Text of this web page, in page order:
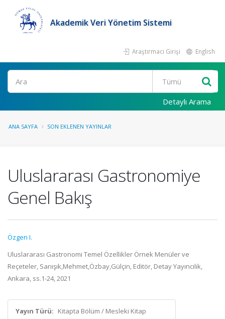
Akademik Veri Yönetim Sistemi
Araştırmacı Girişi English
Ara
Detaylı Arama
ANA SAYFA SON EKLENEN YAYINLAR
Uluslararası Gastronomiye
Genel Bakış
Özgen I.
Uluslararası Gastronomi Temel Özellikler Örnek Menüler ve
Reçeteler, Sarıışık,Mehmet,Özbay,Gülçin, Editör, Detay Yayıncılık,
Ankara, ss.1-24, 2021
Yayın Türü: Kitapta Bölüm / Mesleki Kitap